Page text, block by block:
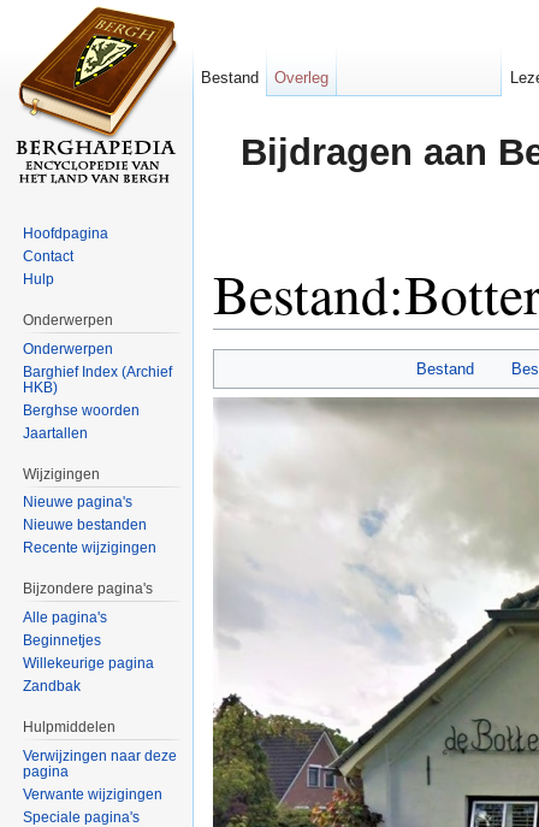
Bijdragen aan
Bestand
Bestand Overleg
Hoofdpagina
Contact
Hulp
Onderwerpen
Onderwerpen
Barghief Index (Archief
HKB)
Berghse woorden
Jaartallen
Wijzigingen
Nieuwe pagina's
Nieuwe bestanden
Recente wijzigingen
Bijzondere pagina's
Alle pagina's
Beginnetjes
Willekeurige pagina
Zandbak
Hulpmiddelen
Verwijzingen naar deze
pagina
Verwante wijzigingen
Speciale pagina's